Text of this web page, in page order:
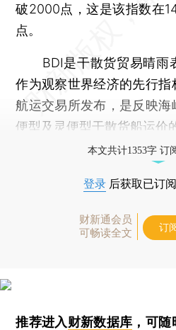
破2000点，这是该指数在
点。
BDI是干散货贸易晴雨
作为观察世界经济的先行
航运交易所发布，是反映海
便型及灵便型干散货船运价
本文共计1353字 订
登录 后获取已订
财新通会员
可畅读全文
订
推荐进入财新数据库 ，可